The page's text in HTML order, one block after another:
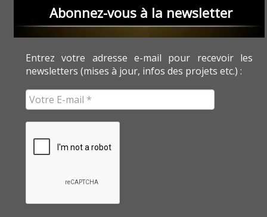
Abonnez-vous à la newsletter
Entrez votre adresse e-mail pour recevoir les
newsletters (mises à jour, infos des projets etc.) :